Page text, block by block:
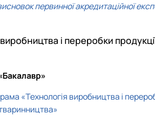
первинної акредитаційної
і переробки
«Технологія виробництва і